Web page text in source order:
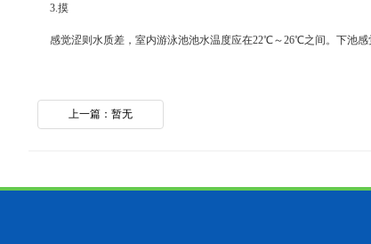
3.摸
感觉涩则水质差，室内游泳池池水温度应在22℃～26℃之间。下池感
上一篇：暂无